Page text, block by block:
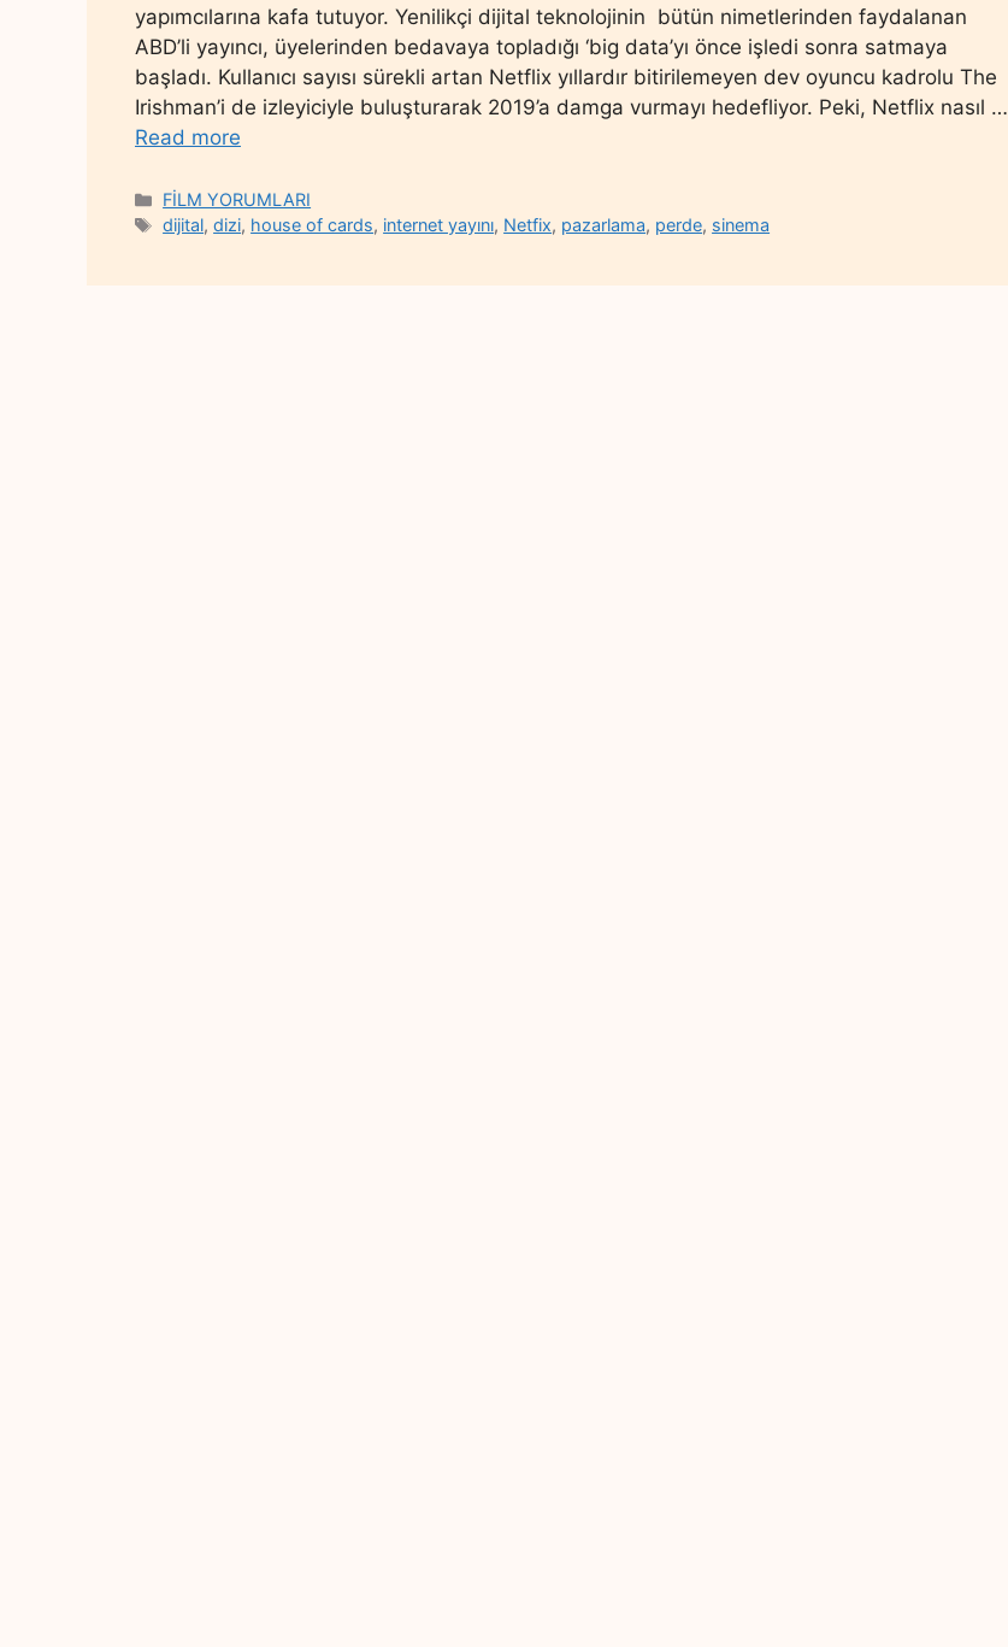
yapımcılarına kafa tutuyor. Yenilikçi dijital teknolojinin bütün nimetlerinden faydalanan
ABD’li yayıncı, üyelerinden bedavaya topladığı ‘big data’yı önce işledi sonra satmaya
başladı. Kullanıcı sayısı sürekli artan Netflix yıllardır bitirilemeyen dev oyuncu kadrolu The
Irishman’i de izleyiciyle buluşturarak 2019’a damga vurmayı hedefliyor. Peki, Netflix nasıl …
Read more
Categories
FİLM YORUMLARI
Tags
dijital,dizi, house of cards, internet yayını, Netfix, pazarlama, perde, sinema